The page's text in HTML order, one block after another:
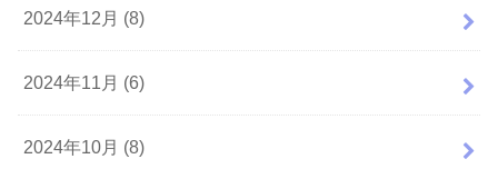
2024年12月 (8)
2024年11月 (6)
2024年10月 (8)